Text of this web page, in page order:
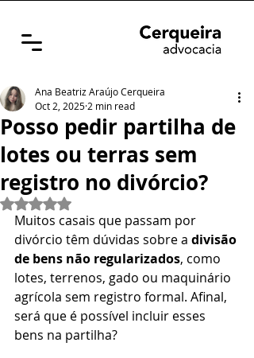
Posso pedir partilha de
lotes ou terras sem
registro no divórcio?
Ana Beatriz Araújo Cerqueira
Oct 2, 2025 2 min read
Rated NaN out of 5 stars.
Muitos casais que passam por
divórcio têm dúvidas sobre a divisão
de bens não regularizados, como
lotes, terrenos, gado ou maquinário
agrícola sem registro formal. Afinal,
será que é possível incluir esses
bens na partilha?